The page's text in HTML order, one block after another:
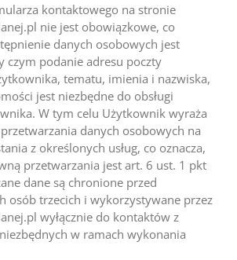
kontaktowego na stronie
nie jest obowiązkowe, co
danych osobowych jest
czym podanie adresu poczty
tematu, imienia i nazwiska,
jest niezbędne do obsługi
W tym celu Użytkownik wyraża
danych osobowych na
z określonych usług, co oznacza,
przetwarzania jest art. 6 ust. 1 pkt
dane są chronione przed
osób trzecich i wykorzystywane przez
wyłącznie do kontaktów z
w ramach wykonania